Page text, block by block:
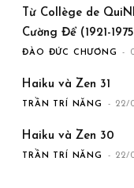
Từ Collège de
Cường Để (1921-
ĐÀO ĐỨC CHƯƠNG -
Haiku và Zen 31
TRẦN TRÍ NĂNG - 22/
Haiku và Zen 30
TRẦN TRÍ NĂNG - 22/